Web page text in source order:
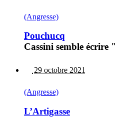
(Angresse)
Pouchucq
Cassini semble écrire
29 octobre 2021
(Angresse)
L’Artigasse